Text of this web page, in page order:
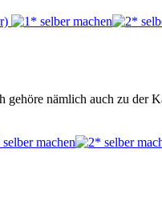
nämlich auch zu der